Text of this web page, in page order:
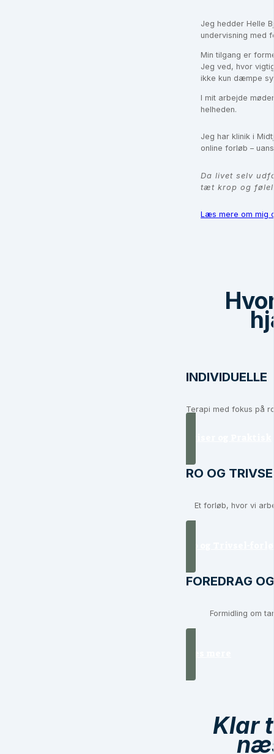
Jeg hedder Helle
undervisning med
Min tilgang er
Jeg ved, hvor
ikke kun dæmpe
I mit arbejde
helheden.
Jeg har klinik i
online forløb –
Da livet selv
tæt krop og
Læs mere om mig
Terapi med fokus på
RO OG
Et forløb, hvor vi
FOREDRAG
Formidling om
Klar